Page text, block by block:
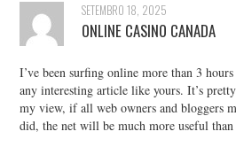
SETEMBRO 18, 2025
ONLINE CASINO CANADA
I’ve been surfing online more than 3
any interesting article like yours. It’s
my view, if all web owners and bloggers
did, the net will be much more useful than